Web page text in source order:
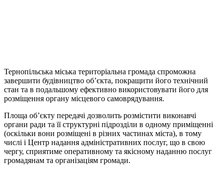
Тернопільська міська територіальна громада спроможна
завершити будівництво об’єкта, покращити його технічний
стан та в подальшому ефективно використовувати його для
розміщення органу місцевого самоврядування.
Площа об’єкту передачі дозволить розмістити виконавчі
органи ради та її структурні підрозділи в одному приміщенні
(оскільки вони розміщені в різних частинах міста), в тому
числі i Центр надання адміністративних послуг, що в свою
чергу, сприятиме оперативному та якісному наданню послуг
громадянам та організаціям громади.